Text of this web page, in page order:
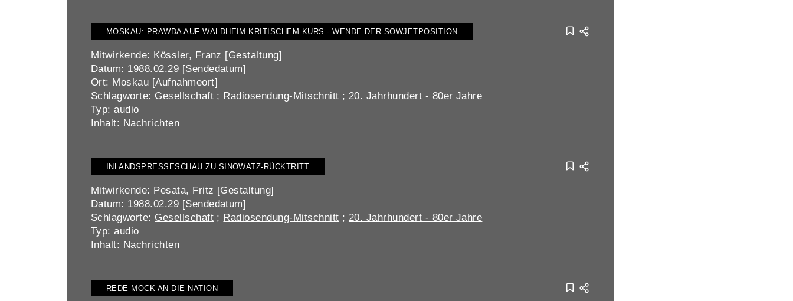
MOSKAU: PRAWDA AUF WALDHEIM-KRITISCHEM KURS - WENDE DER SOWJETPOSITION
Mitwirkende: Kössler, Franz [Gestaltung]
Datum: 1988.02.29 [Sendedatum]
Ort: Moskau [Aufnahmeort]
Schlagworte: Gesellschaft ; Radiosendung-Mitschnitt ; 20. Jahrhundert - 80er Jahre
Typ: audio
Inhalt: Nachrichten
INLANDSPRESSESCHAU ZU SINOWATZ-RÜCKTRITT
Mitwirkende: Pesata, Fritz [Gestaltung]
Datum: 1988.02.29 [Sendedatum]
Schlagworte: Gesellschaft ; Radiosendung-Mitschnitt ; 20. Jahrhundert - 80er Jahre
Typ: audio
Inhalt: Nachrichten
REDE MOCK AN DIE NATION